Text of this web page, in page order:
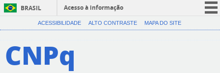
BRASIL
Acesso à informação
CORONAVÍRUS (COVID-19)
ACESSIBILIDADE ALTO CONTRASTE MAPA DO SITE
CNPq